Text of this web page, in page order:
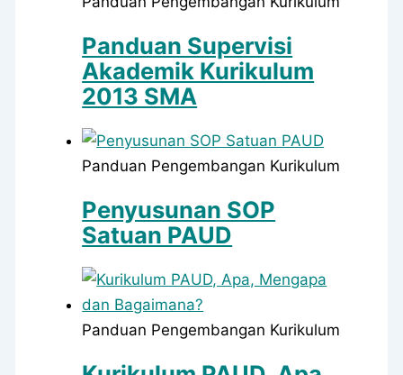
Panduan Supervisi
Akademik Kurikulum
2013 SMA
Panduan Pengembangan Kurikulum
Penyusunan SOP
Satuan PAUD
Panduan Pengembangan Kurikulum